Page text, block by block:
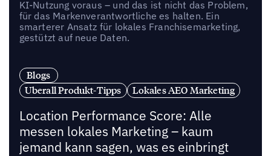
KI-Nutzung voraus – und das ist nicht das Problem,
für das Markenverantwortliche es halten. Ein
smarterer Ansatz für lokales Franchisemarketing,
gestützt auf neue Daten.
Blogs
Uberall Produkt-Tipps
Lokales AEO Marketing
Location Performance Score: Alle
messen lokales Marketing – kaum
jemand kann sagen, was es einbringt